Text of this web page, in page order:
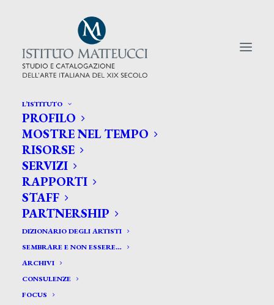
L’ISTITUTO
PROFILO
MOSTRE NEL TEMPO
RISORSE
SERVIZI
RAPPORTI
STAFF
PARTNERSHIP
DIZIONARIO DEGLI ARTISTI
SEMBRARE E NON ESSERE…
ARCHIVI
CONSULENZE
FOCUS
CERCA TRA GLI ARTISTI:
Search
for:
Abati A.